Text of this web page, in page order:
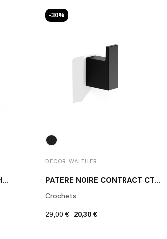
PORTE-PAPIER TOILETTE CHROME POLI BA TPH1
DECOR WALTHER
PATÈRE NOIRE CONTRACT CT HAK1 DECOR WALTHER
Crochets
29,00 € 20,30 €
-30%